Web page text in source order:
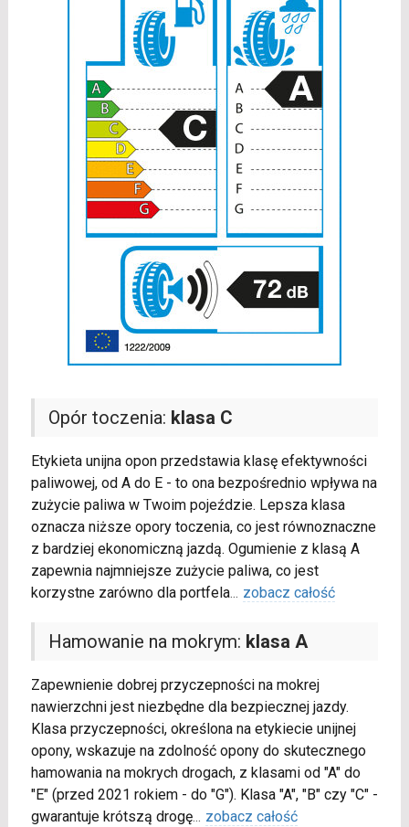
Opór toczenia: klasa C
Etykieta unijna opon przedstawia klasę efektywności
paliwowej, od A do E - to ona bezpośrednio wpływa na
zużycie paliwa w Twoim pojeździe. Lepsza klasa
oznacza niższe opory toczenia, co jest równoznaczne
z bardziej ekonomiczną jazdą. Ogumienie z klasą A
zapewnia najmniejsze zużycie paliwa, co jest
korzystne zarówno dla portfela... zobacz całość
Hamowanie na mokrym: klasa A
Zapewnienie dobrej przyczepności na mokrej
nawierzchni jest niezbędne dla bezpiecznej jazdy.
Klasa przyczepności, określona na etykiecie unijnej
opony, wskazuje na zdolność opony do skutecznego
hamowania na mokrych drogach, z klasami od "A" do
"E" (przed 2021 rokiem - do "G"). Klasa "A", "B" czy "C" -
gwarantuje krótszą drogę... zobacz całość